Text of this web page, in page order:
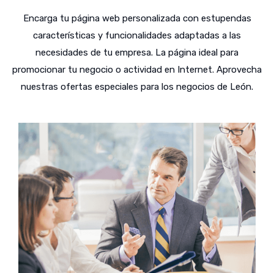
Encarga tu página web personalizada con estupendas
características y funcionalidades adaptadas a las
necesidades de tu empresa. La página ideal para
promocionar tu negocio o actividad en Internet. Aprovecha
nuestras ofertas especiales para los negocios de León.